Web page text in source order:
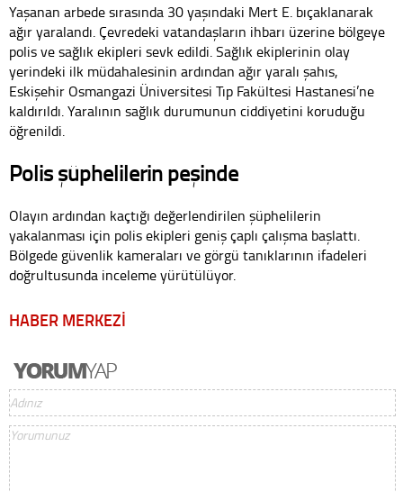
Yaşanan arbede sırasında 30 yaşındaki Mert E. bıçaklanarak
ağır yaralandı. Çevredeki vatandaşların ihbarı üzerine bölgeye
polis ve sağlık ekipleri sevk edildi. Sağlık ekiplerinin olay
yerindeki ilk müdahalesinin ardından ağır yaralı şahıs,
Eskişehir Osmangazi Üniversitesi Tıp Fakültesi Hastanesi’ne
kaldırıldı. Yaralının sağlık durumunun ciddiyetini koruduğu
öğrenildi.
Polis şüphelilerin peşinde
Olayın ardından kaçtığı değerlendirilen şüphelilerin
yakalanması için polis ekipleri geniş çaplı çalışma başlattı.
Bölgede güvenlik kameraları ve görgü tanıklarının ifadeleri
doğrultusunda inceleme yürütülüyor.
HABER MERKEZİ